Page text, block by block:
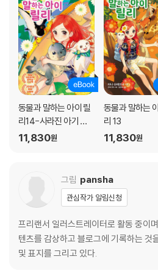
동물과 말하는 아이 릴
리14-사라진 아기 바
다표범
11,830원
동물과 말하는
리 13
11,830원
그림 pansha
관심작가 알림신청
프리랜서 일러스트레이터로 활동 중이
텐츠를 감상하고 블로그에 기록하는 것
및 표지를 그리고 있다.